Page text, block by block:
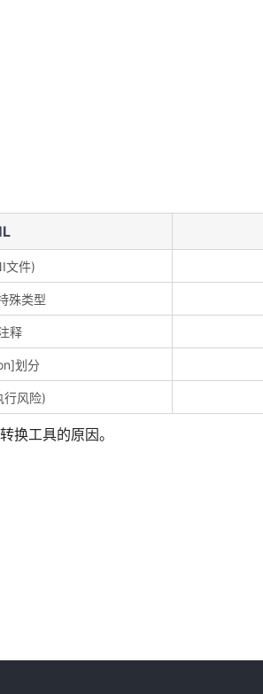
文件)
殊类型
释
划分
行风险)
换工具的原因。